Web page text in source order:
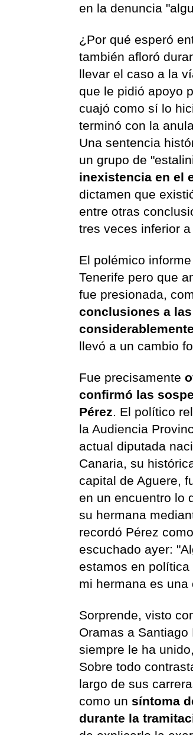
en la denuncia
¿Por qué esperó
también afloró
llevar el caso a la
que le pidió apoyo
cuajó como sí lo
terminó con la
Una sentencia
un grupo de
inexistencia en el
dictamen que
entre otras
tres veces inferior
El polémico
Tenerife pero que
fue presionada,
conclusiones a
llevó a un cambio
Fue precisamente
confirmó las
Pérez. El político
la Audiencia
actual diputada
Canaria, su
capital de Aguere,
en un encuentro lo
su hermana
recordó Pérez
escuchado ayer:
estamos en
mi hermana es una
Sorprende, visto
Oramas a
siempre le ha
Sobre todo
largo de sus
como un síntoma
durante la